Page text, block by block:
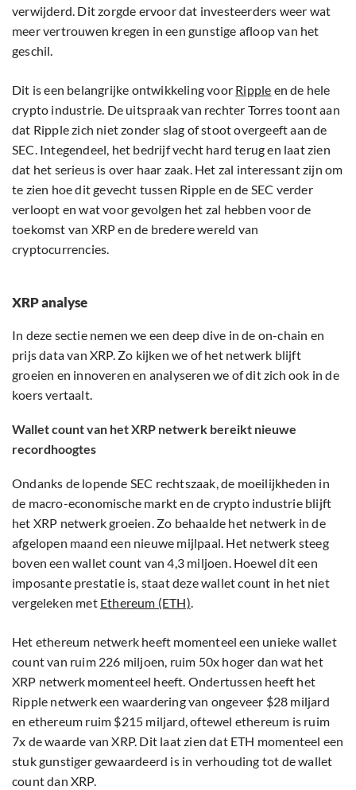
verwijderd. Dit zorgde ervoor dat investeerders weer wat
meer vertrouwen kregen in een gunstige afloop van het
geschil.
Dit is een belangrijke ontwikkeling voor Ripple en de hele
crypto industrie. De uitspraak van rechter Torres toont aan
dat Ripple zich niet zonder slag of stoot overgeeft aan de
SEC. Integendeel, het bedrijf vecht hard terug en laat zien
dat het serieus is over haar zaak. Het zal interessant zijn om
te zien hoe dit gevecht tussen Ripple en de SEC verder
verloopt en wat voor gevolgen het zal hebben voor de
toekomst van XRP en de bredere wereld van
cryptocurrencies.
XRP analyse
In deze sectie nemen we een deep dive in de on-chain en
prijs data van XRP. Zo kijken we of het netwerk blijft
groeien en innoveren en analyseren we of dit zich ook in de
koers vertaalt.
Wallet count van het XRP netwerk bereikt nieuwe
recordhoogtes
Ondanks de lopende SEC rechtszaak, de moeilijkheden in
de macro-economische markt en de crypto industrie blijft
het XRP netwerk groeien. Zo behaalde het netwerk in de
afgelopen maand een nieuwe mijlpaal. Het netwerk steeg
boven een wallet count van 4,3 miljoen. Hoewel dit een
imposante prestatie is, staat deze wallet count in het niet
vergeleken met Ethereum (ETH).
Het ethereum netwerk heeft momenteel een unieke wallet
count van ruim 226 miljoen, ruim 50x hoger dan wat het
XRP netwerk momenteel heeft. Ondertussen heeft het
Ripple netwerk een waardering van ongeveer $28 miljard
en ethereum ruim $215 miljard, oftewel ethereum is ruim
7x de waarde van XRP. Dit laat zien dat ETH momenteel een
stuk gunstiger gewaardeerd is in verhouding tot de wallet
count dan XRP.